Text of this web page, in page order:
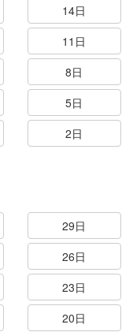
14日
11日
8日
5日
2日
29日
26日
23日
20日